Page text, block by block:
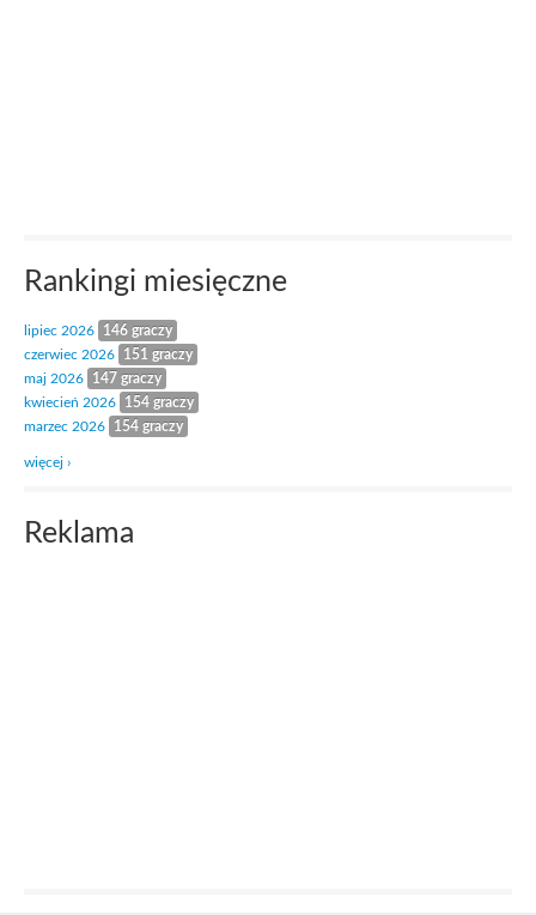
Rankingi miesięczne
lipiec 2026
146 graczy
czerwiec 2026
151 graczy
maj 2026
147 graczy
kwiecień 2026
154 graczy
marzec 2026
154 graczy
więcej ›
Reklama